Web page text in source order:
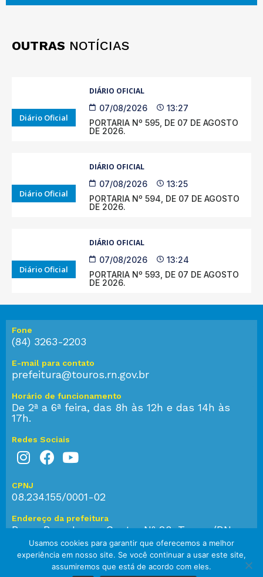
OUTRAS NOTÍCIAS
Diário Oficial
DIÁRIO OFICIAL
07/08/2026
13:27
PORTARIA Nº 595, DE 07 DE AGOSTO
DE 2026.
Diário Oficial
DIÁRIO OFICIAL
07/08/2026
13:25
PORTARIA Nº 594, DE 07 DE AGOSTO
DE 2026.
Diário Oficial
DIÁRIO OFICIAL
07/08/2026
13:24
PORTARIA Nº 593, DE 07 DE AGOSTO
DE 2026.
Fone
(84) 3263-2203
E-mail para contato
prefeitura@touros.rn.gov.br
Horário de funcionamento
De 2ª a 6ª feira, das 8h às 12h e das 14h às
17h.
Redes Sociais
CPNJ
08.234.155/0001-02
Endereço da prefeitura
Praça Bom Jesus, Centro Nº 28, Touros/RN,
CEP: 59.584-000
Usamos cookies para garantir que oferecemos a melhor
experiência em nosso site. Se você continuar a usar este site,
assumiremos que está de acordo com eles.